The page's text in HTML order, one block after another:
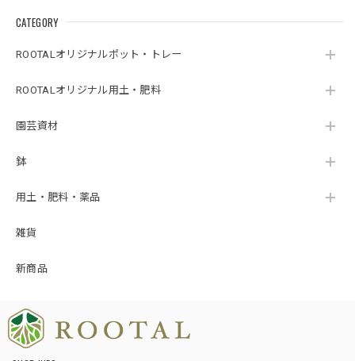
CATEGORY
ROOTALオリジナルポット・トレー
ROOTALオリジナル用土・肥料
園芸資材
鉢
用土・肥料・薬品
雑貨
新商品